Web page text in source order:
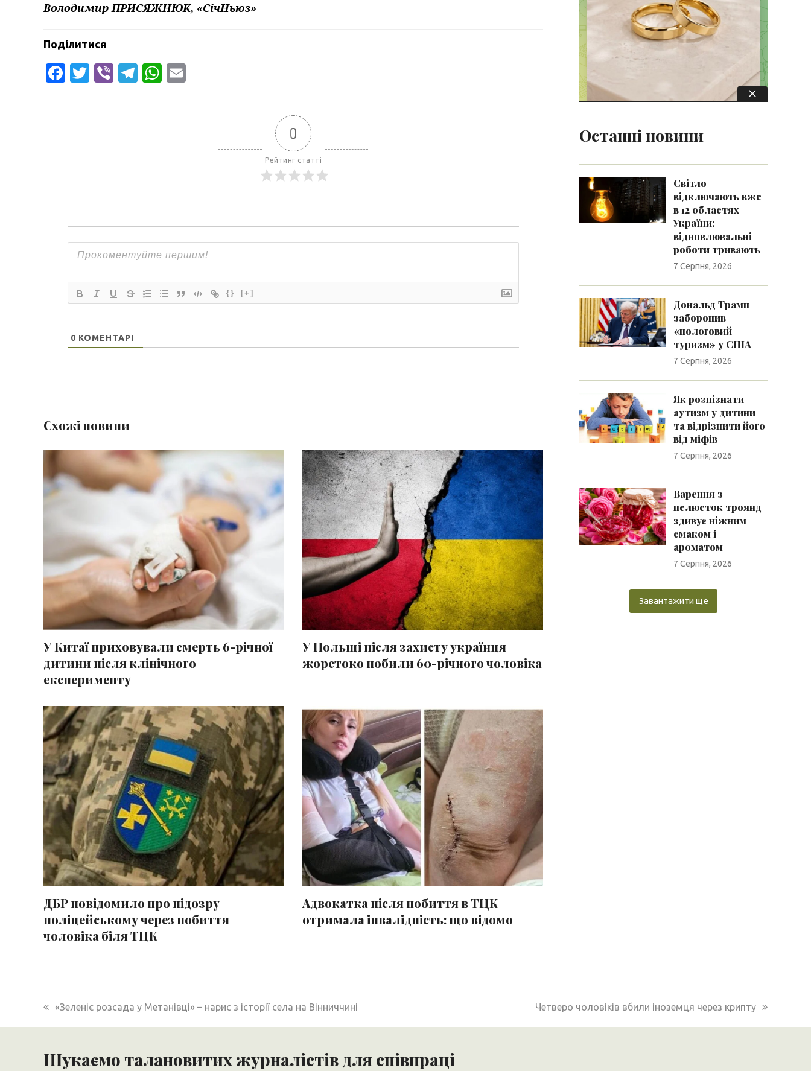
Володимир ПРИСЯЖНЮК, «СічНьюз»
Поділитися
Facebook
Twitter
ViberTelegram
WhatsApp
0
Рейтинг статті
{} [+]
0 КОМЕНТАРІ
Схожі новини
У Китаї приховували смерть 6-річної
дитини після клінічного
експерименту
У Польщі після захисту українця
жорстоко побили 60-річного чоловіка
ДБР повідомило про підозру
поліцейському через побиття
чоловіка біля ТЦК
Адвокатка після побиття в ТЦК
отримала інвалідність: що відомо
Останні новини
Світло
відключають вже
в 12 областях
України:
відновлювальні
роботи тривають
7 Серпня, 2026
Дональд Трамп
заборонив
«пологовий
туризм» у США
7 Серпня, 2026
Як розпізнати
аутизм у дитини
та відрізнити його
від міфів
7 Серпня, 2026
Варення з
пелюсток троянд
здивує ніжним
смаком і
ароматом
7 Серпня, 2026
Завантажити ще
previous
«Зеленіє розсада у Метанівці» – нарис з історії села на Вінниччині
next
Четверо чоловіків вбили іноземця через крипту
Шукаємо талановитих журналістів для співпраці